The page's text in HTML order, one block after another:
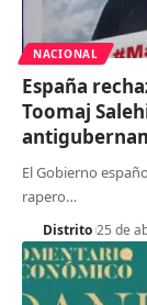
NACIONAL
España
Toomaj
El Gobierno
rapero…
Distrito 25 de